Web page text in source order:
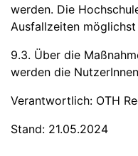
werden. Die
Ausfallzeiten
9.3. Über die
werden die
Verantwortlich: OTH
Stand: 21.05.2024